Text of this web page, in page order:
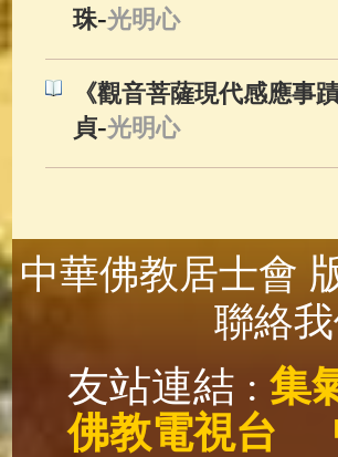
珠-光明心
《觀音菩薩現代感應
貞-光明心
中華佛教居士會
聯絡
友站連結 : 集
佛教電視台